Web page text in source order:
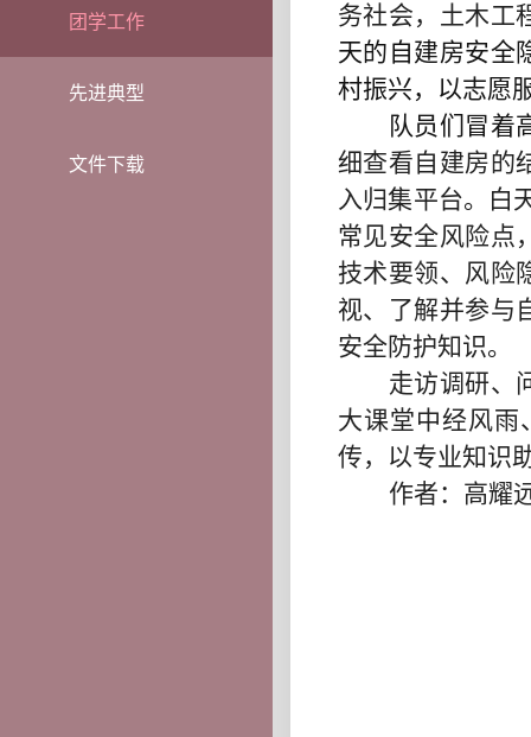
团学工作
先进典型
文件下载
务社会，土木工
天的自建房安全
村振兴，以志愿
队员们冒着
细查看自建房的
入归集平台。白
常见安全风险点
技术要领、风险
视、了解并参与
安全防护知识。
走访调研、
大课堂中经风雨
传，以专业知识
作者：高耀